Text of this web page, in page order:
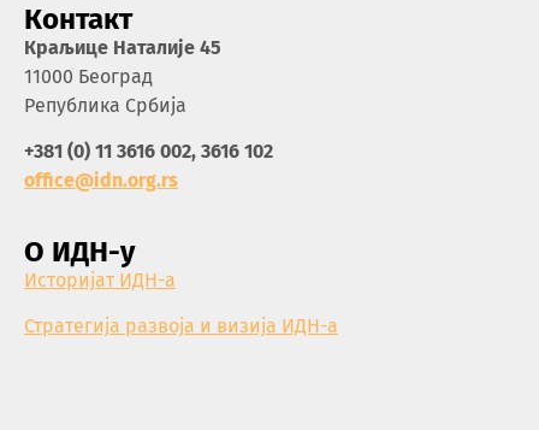
Контакт
Краљице Наталије 45
11000 Београд
Република Србија
+381 (0) 11 3616 002, 3616 102
office@idn.org.rs
О ИДН-у
Историјат ИДН-а
Стратегија развоја и визија ИДН-а